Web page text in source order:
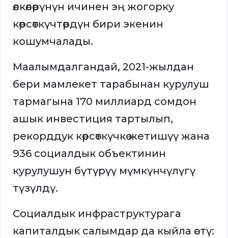
өлкөлөрүнүн ичинен эң жогорку
көрсөткүчтөрдүн бири экенин
кошумчалады.
Маалымдалгандай, 2021-жылдан
бери мамлекет тарабынан курулуш
тармагына 170 миллиард сомдон
ашык инвестиция тартылып,
рекорддук көрсөткүчкө жетишүү жана
936 социалдык объектинин
курулушун бүтүрүү мүмкүнчүлүгү
түзүлдү.
Социалдык инфраструктурага
капиталдык салымдар да кыйла өстү: